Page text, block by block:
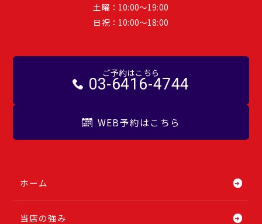
土曜：10:00〜19:00
日祝：10:00〜18:00
ご予約はこちら
03-6416-4744
WEB予約はこちら
ホーム
当店の強み